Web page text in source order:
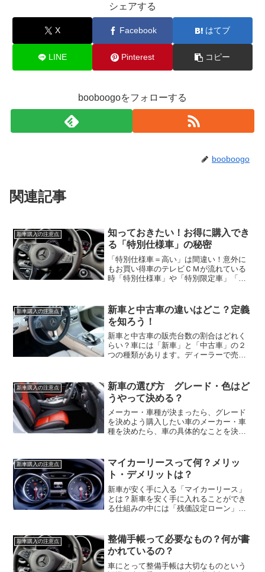
シェアする
X Facebook はてブ
LINE Pinterest コピー
booboogoをフォローする
booboogo
関連記事
新車購入の注意点
知っておきたい！お得に購入でき
る「特別仕様車」の秘密
「特別仕様車＝高い」は間違い！意外に
もお買い得車のテレビＣＭが流れている
時「特別仕様車」や「特別限定車」「ス
いう言葉が出てくると、特別な仕様で高
い車だと思ってしまいがち...
新車購入の注意点
新車と中古車の違いはどこ？定義
を知ろう！
新車と中古車の販売台数の割合はどれく
らい？車には「新車」と「中古車」の２
つの種類があります。ディーラーで売ら
す。日本で販売されている車の割合とし
ては、約６割が新車で約４...
新車購入の注意点
新車の選び方 グレード・色はど
うやって決める？
メーカー・車種が決まったら、グレード
を決めよう購入したい車のメーカー・車
種を決めたら、車の具体的なことを決め
す。車のグレードとは、エンジンの種類
（排気量の違い）や車の駆...
新車購入の注意点
マイカーリースって何？メリッ
ト・デメリットは？
新車が安く手に入る「マイカーリース」
とは？新車を安く手に入れることができ
る仕組みの中には「残価設定ローン」と
す。マイカーリースは残価設定ローンよ
りも自由に車種の選択がで...
新車購入の注意点
整備手帳って必要なもの？何が書
かれているの？
車にとって整備手帳は大切なものという